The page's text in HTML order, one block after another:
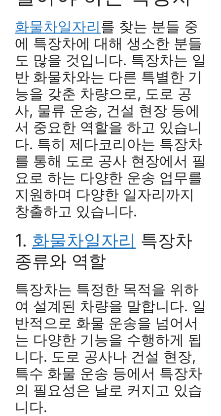
화물차일자리를 찾는 분들 중
에 특장차에 대해 생소한 분들
도 많을 것입니다. 특장차는 일
반 화물차와는 다른 특별한 기
능을 갖춘 차량으로, 도로 공
사, 물류 운송, 건설 현장 등에
서 중요한 역할을 하고 있습니
다. 특히 제다코리아는 특장차
를 통해 도로 공사 현장에서 필
요로 하는 다양한 운송 업무를
지원하며 다양한 일자리까지
창출하고 있습니다.
1. 화물차일자리 특장차
종류와 역할
특장차는 특정한 목적을 위하
여 설계된 차량을 말합니다. 일
반적으로 화물 운송을 넘어서
는 다양한 기능을 수행하게 됩
니다. 도로 공사나 건설 현장,
특수 화물 운송 등에서 특장차
의 필요성은 날로 커지고 있습
니다.